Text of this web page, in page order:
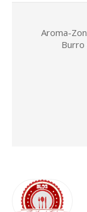
Aroma-
Burro